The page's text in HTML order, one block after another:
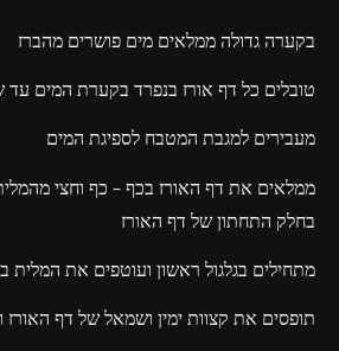
בקערה גדולה ממלאים מים פושרים מהברז
טובלים כל דף אורז בנפרד בקערת המים
מעבירים למגבת המטבח לספיגת המים
ממלאים את דף האורז בכף – כף וחצי
בחלק התחתון של דף האורז
מתחילים בגלגול ראשון ועוטפים את המלית
תופסים את קצוות ימין ושמאל של דף האורז